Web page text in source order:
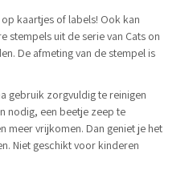
kaartjes of labels! Ook kan
stempels uit de serie van Cats on
De afmeting van de stempel is
gebruik zorgvuldig te reinigen
nodig, een beetje zeep te
meer vrijkomen. Dan geniet je het
Niet geschikt voor kinderen